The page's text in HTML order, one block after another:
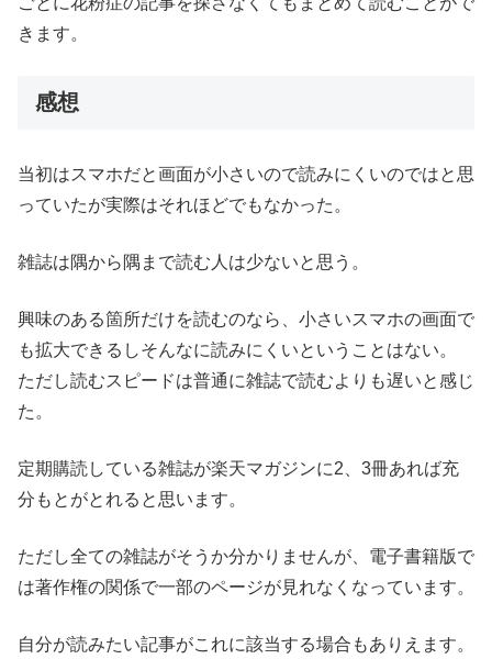
きます。
感想
当初はスマホだと画面が小さいので読みにくいのではと思
っていたが実際はそれほどでもなかった。
雑誌は隅から隅まで読む人は少ないと思う。
興味のある箇所だけを読むのなら、小さいスマホの画面で
も拡大できるしそんなに読みにくいということはない。
ただし読むスピードは普通に雑誌で読むよりも遅いと感じ
た。
定期購読している雑誌が楽天マガジンに2、3冊あれば充
分もとがとれると思います。
ただし全ての雑誌がそうか分かりませんが、電子書籍版で
は著作権の関係で一部のページが見れなくなっています。
自分が読みたい記事がこれに該当する場合もありえます。